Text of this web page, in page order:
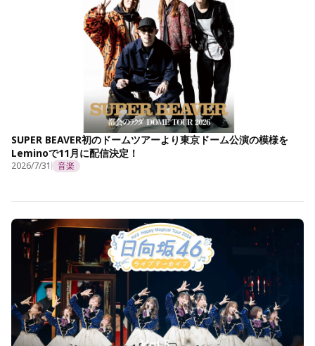
SUPER BEAVER初のドームツアーより東京ドーム公演の模様を
Leminoで11月に配信決定！
2026/7/31 音楽